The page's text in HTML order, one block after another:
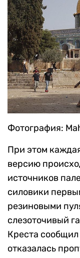
Фотография:
При этом
версию
источников
силовики
резиновыми
слезоточивый
Креста сообщил
отказалась